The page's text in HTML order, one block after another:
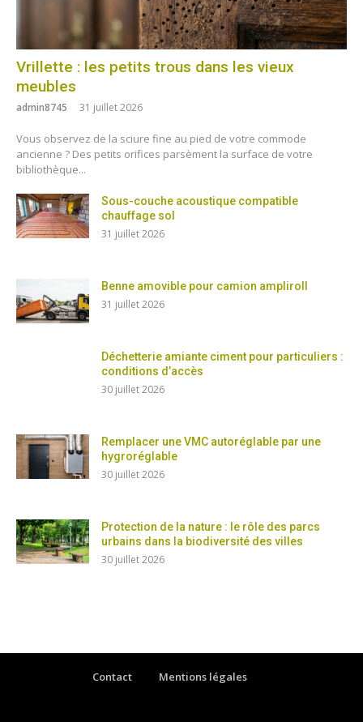
Vrillette : les petits trous dans les vieux
meubles
admin8745 31 juillet 2026
Vous observez de la sciure fine au pied de votre commode
ancienne ? Des petits orifices parsèment la surface de votre
bibliothèque...
Sous-couche acoustique compatible
chauffage sol
31 juillet 2026
Benne amovible pour camion ampliroll
31 juillet 2026
Déchetterie amiante ciment pour particuliers :
conditions d’accès
30 juillet 2026
Remplacer une VMC autoréglable par une
hygroréglable
30 juillet 2026
Protection de la nature : le rôle des parcs
urbains dans la biodiversité des villes
30 juillet 2026
Contact Mentions légales